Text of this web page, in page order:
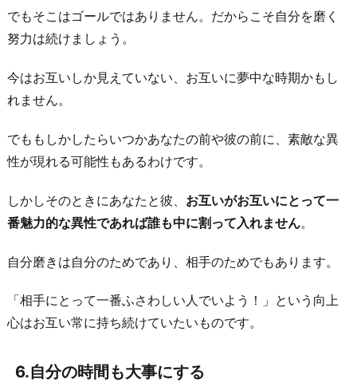
でもそこはゴールではありません。だからこそ自分を磨く
努力は続けましょう。
今はお互いしか見えていない、お互いに夢中な時期かもし
れません。
でももしかしたらいつかあなたの前や彼の前に、素敵な異
性が現れる可能性もあるわけです。
しかしそのときにあなたと彼、 お互いがお互いにとって一
番魅力的な異性であれば誰も中に割って入れません。
自分磨きは自分のためであり、相手のためでもあります。
「相手にとって一番ふさわしい人でいよう！」という向上
心はお互い常に持ち続けていたいものです。
6.自分の時間も大事にする